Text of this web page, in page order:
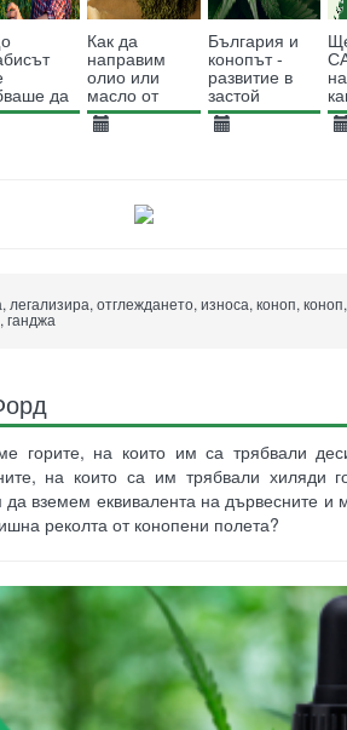
да
Как да
направим
олио или
масло от
коноп
България и
конопът -
развитие в
застой
легализира, отглеждането, износа, коноп,
ганджа
горите, на които им са трябвали
на които са им трябвали хиляди
вземем еквивалента на дървесните и
реколта от конопени полета?